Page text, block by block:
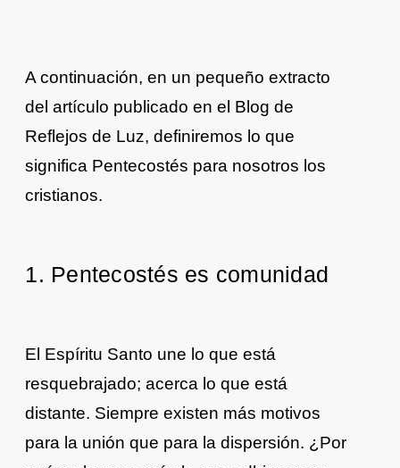
A continuación, en un pequeño extracto
del artículo publicado en el Blog de
Reflejos de Luz, definiremos lo que
significa Pentecostés para nosotros los
cristianos.
1. Pentecostés es comunidad
El Espíritu Santo une lo que está
resquebrajado; acerca lo que está
distante. Siempre existen más motivos
para la unión que para la dispersión. ¿Por